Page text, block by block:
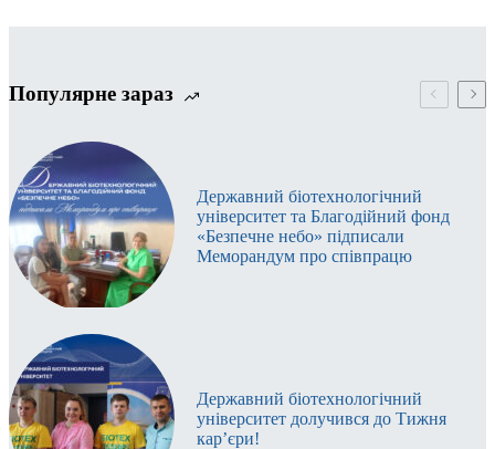
Популярне зараз
Державний біотехнологічний
університет та Благодійний фонд
«Безпечне небо» підписали
Меморандум про співпрацю
Державний біотехнологічний
університет долучився до Тижня
кар’єри!